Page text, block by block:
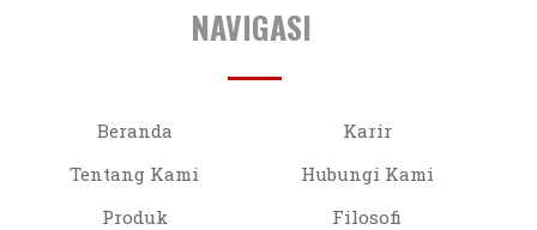
NAVIGASI
Beranda
Karir
Tentang Kami
Hubungi Kami
Produk
Filosofi